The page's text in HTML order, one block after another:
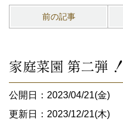
前の記事
家庭菜園 第二弾 ！
公開日：2023/04/21(金)
更新日：2023/12/21(木)